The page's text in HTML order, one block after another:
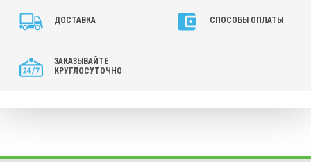
ДОСТАВКА СПОСОБЫ ОПЛАТЫ
ЗАКАЗЫВАЙТЕ
КРУГЛОСУТОЧНО